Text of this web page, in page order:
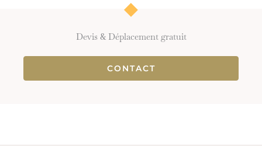
Devis & Déplacement gratuit
CONTACT